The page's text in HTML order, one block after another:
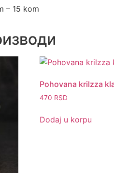
– 15 kom
Pohovana krilzza
470 RSD
Dodaj u korpu